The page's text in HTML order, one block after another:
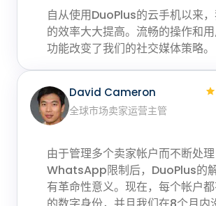
自从使用DuoPlus的云手机以来
的效率大大提高。流畅的操作和
功能改变了我们的社交媒体策略。
David Cameron
全球市场卖家运营主管
由于管理多个卖家帐户而不断处理
WhatsApp限制后，DuoPlus的
有革命性意义。现在，每个帐户